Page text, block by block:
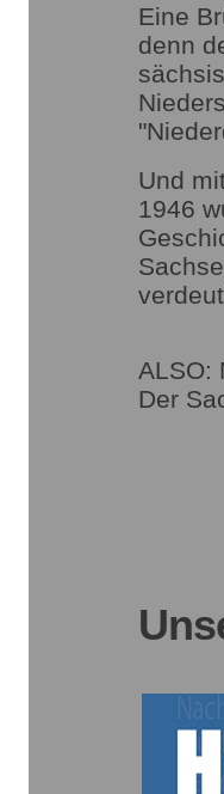
Eine
denn
Und
1946
ALSO:
Der